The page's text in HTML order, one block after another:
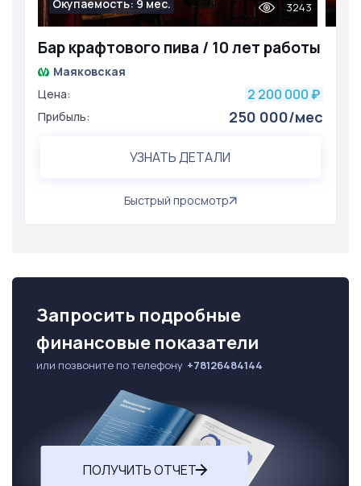
Бар крафтового пива / 10 лет работы
Окупаемость: 9 мес. 3243
Маяковская
Цена:
2 200 000 ₽
Прибыль: 250 000/мес
УЗНАТЬ ДЕТАЛИ
Быстрый просмотр
Запросить подробные
финансовые показатели
или позвоните по телефону +78126484144
ПОЛУЧИТЬ ОТЧЕТ